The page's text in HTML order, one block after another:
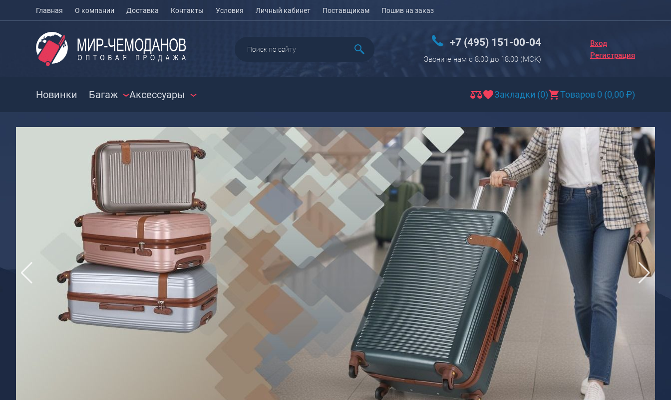
Главная О компании Доставка Контакты Условия Личный кабинет Поставщикам Пошив на заказ
+7 (495) 151-00-04
Звоните нам с 8:00 до 18:00 (МCK)
Вход
Регистрация
Новинки Багаж
ЧЕМОДАНЫ
Чемоданы на колесах
Чемоданы детские
Чемоданы для
животных
Пилоты на колесах
Рюкзаки детские для
детских чемоданов
Бьюти-кейсы
САКВОЯЖИ
РАСПРОДАЖА
СУМКИ
Сумки колесные
Сумки спортивные
Сумки деловые
Сумки поясные
Сумки пляжные
Сумки для ноутбуков
Сумки-тележки
хозяйственные
Сумки-рюкзаки на
колёсах
Сумки детские
РЮКЗАКИ
Рюкзаки городские
Рюкзаки школьные
Рюкзаки
подростковые
Ранцы школьные
Рюкзаки детские
Рюкзаки
туристические
Рюкзаки для охоты-
рыбалки
Рюкзаки на колесах
ШОППЕРЫ
КЕЙСЫ И ПЛАНШЕТЫ
Кейсы
Планшеты
ПОРТПЛЕДЫ
Аксессуары
ЧЕХЛЫ ДЛЯ
ЧЕМОДАНОВ
МЕШКИ ДЛЯ ОБУВИ
ПЕНАЛЫ ДЛЯ ШКОЛЫ
Закладки (0) Товаров 0 (0,00 ₽)
Новинки
Чемоданы на колесах
Чемоданы для животных
Пилоты на колесах
Рюкзаки детские для детских
чемоданов
Бьюти-кейсы
САКВОЯЖИ
РАСПРОДАЖА
Сумки колесные
Сумки спортивные
Сумки деловые
Сумки поясные
Сумки пляжные
Сумки для ноутбуков
Сумки-тележки хозяйственные